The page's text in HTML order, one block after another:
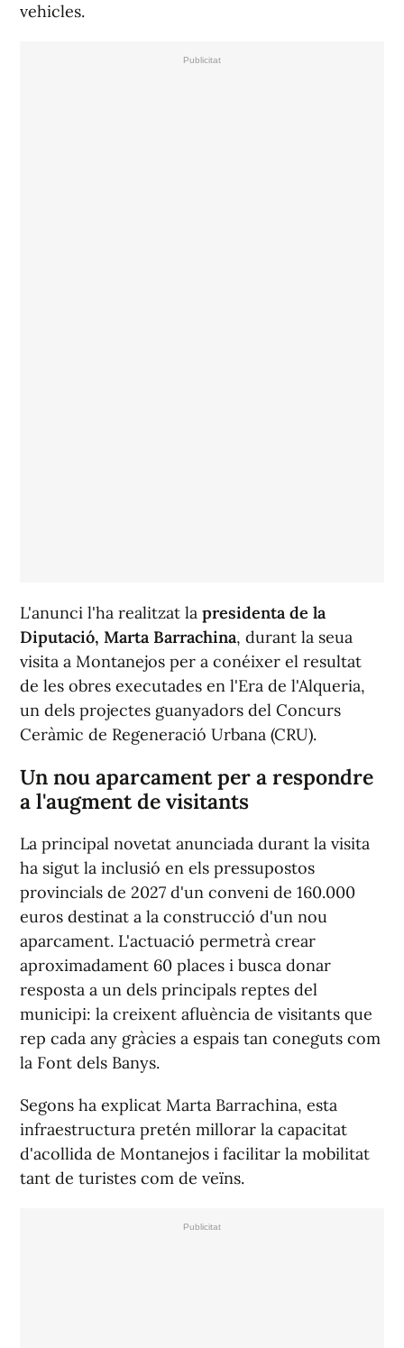
vehicles.
L'anunci l'ha realitzat la presidenta de la
Diputació, Marta Barrachina, durant la seua
visita a Montanejos per a conéixer el resultat
de les obres executades en l'Era de l'Alqueria,
un dels projectes guanyadors del Concurs
Ceràmic de Regeneració Urbana (CRU).
Un nou aparcament per a respondre
a l'augment de visitants
La principal novetat anunciada durant la visita
ha sigut la inclusió en els pressupostos
provincials de 2027 d'un conveni de 160.000
euros destinat a la construcció d'un nou
aparcament. L'actuació permetrà crear
aproximadament 60 places i busca donar
resposta a un dels principals reptes del
municipi: la creixent afluència de visitants que
rep cada any gràcies a espais tan coneguts com
la Font dels Banys.
Segons ha explicat Marta Barrachina, esta
infraestructura pretén millorar la capacitat
d'acollida de Montanejos i facilitar la mobilitat
tant de turistes com de veïns.